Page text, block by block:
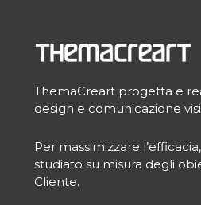
ThemaCreart progetta e
design e comunicazione
Per massimizzare
studiato su misura degli
Cliente.